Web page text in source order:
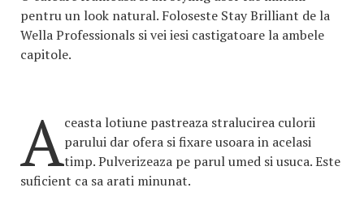
pentru un look natural. Foloseste Stay Brilliant de la
Wella Professionals si vei iesi castigatoare la ambele
capitole.
Aceasta lotiune pastreaza stralucirea culorii
parului dar ofera si fixare usoara in acelasi
timp. Pulverizeaza pe parul umed si usuca. Este
suficient ca sa arati minunat.